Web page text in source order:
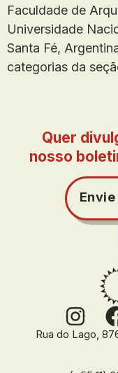
Faculdade de
Universidade
Santa Fé,
categorias da
Rua do Lago,
Quer
nosso